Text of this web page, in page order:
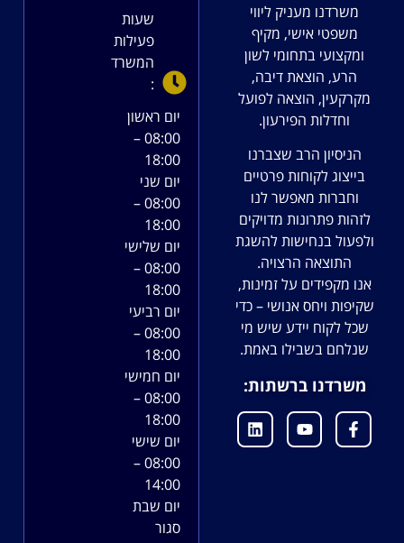
משרדנו מעניק ליווי
משפטי אישי, מקיף
ומקצועי בתחומי לשון
הרע, הוצאת דיבה,
מקרקעין, הוצאה לפועל
וחדלות הפירעון.
הניסיון הרב שצברנו
בייצוג לקוחות פרטיים
וחברות מאפשר לנו
לזהות פתרונות מדויקים
ולפעול בנחישות להשגת
התוצאה הרצויה.
אנו מקפידים על זמינות,
שקיפות ויחס אנושי – כדי
שכל לקוח יידע שיש מי
שנלחם בשבילו באמת.
משרדנו ברשתות:
שעות
פעילות
המשרד
:
יום ראשון
08:00 –
18:00
יום שני
08:00 –
18:00
יום שלישי
08:00 –
18:00
יום רביעי
08:00 –
18:00
יום חמישי
08:00 –
18:00
יום שישי
08:00 –
14:00
יום שבת
סגור